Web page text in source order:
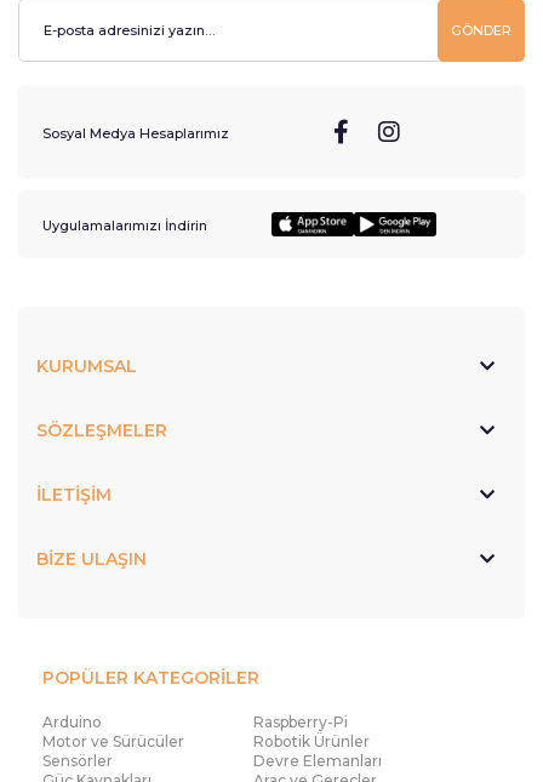
GÖNDER
Sosyal Medya Hesaplarımız
Uygulamalarımızı İndirin
KURUMSAL
SÖZLEŞMELER
İLETİŞİM
BİZE ULAŞIN
POPÜLER KATEGORİLER
Arduino
Raspberry-Pi
Motor ve Sürücüler
Robotik Ürünler
Sensörler
Devre Elemanları